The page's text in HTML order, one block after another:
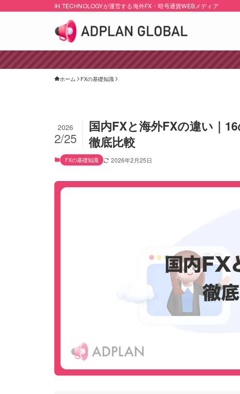
IH TECHNOLOGYが運営する海外FX・暗号通貨WEBメディア
ホーム FXの基礎知識
国内FXと海外FXの違い｜
徹底比較
2026
2/25
FXの基礎知識 2026年2月25日